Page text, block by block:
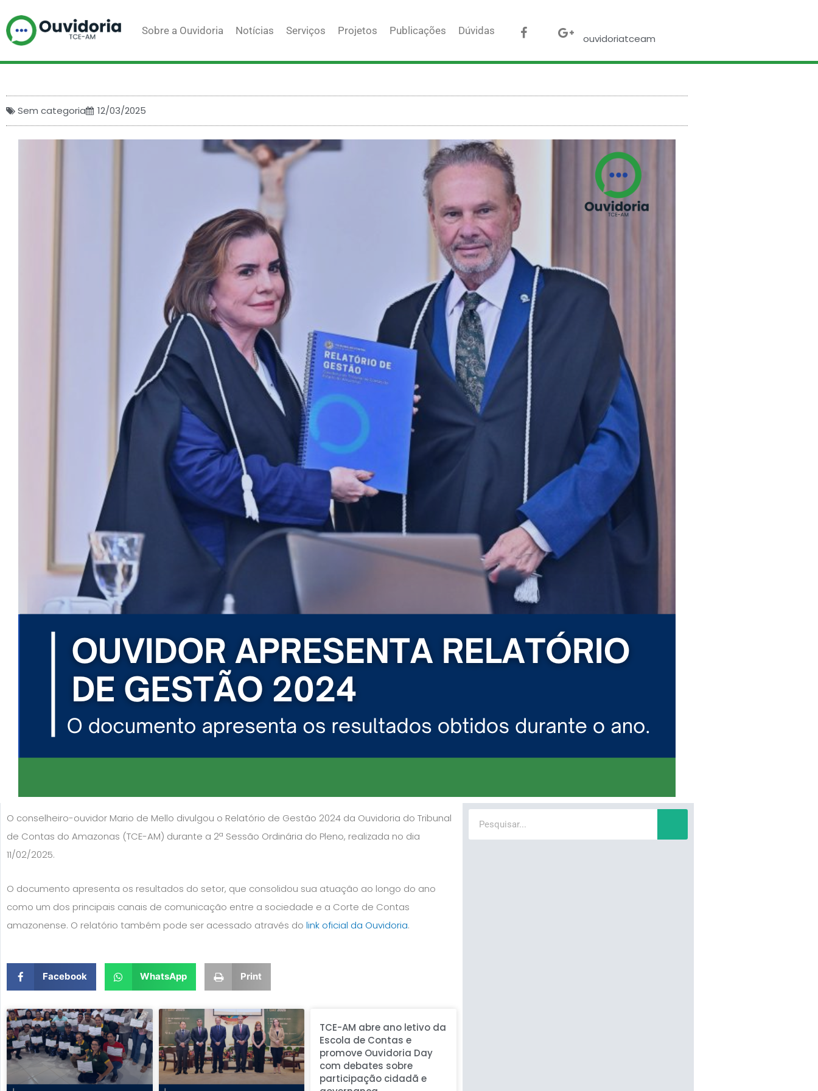
para
Sobre a Ouvidoria Notícias Serviços Projetos Publicações Dúvidas Facebook
twitter
Google-
plusouvidoriatceam
Sem categoria 12/03/2025
O conselheiro-ouvidor Mario de Mello divulgou o Relatório de Gestão 2024 da Ouvidoria do Tribunal
de Contas do Amazonas (TCE-AM) durante a 2ª Sessão Ordinária do Pleno, realizada no dia
11/02/2025.
O documento apresenta os resultados do setor, que consolidou sua atuação ao longo do ano
como um dos principais canais de comunicação entre a sociedade e a Corte de Contas
amazonense. O relatório também pode ser acessado através do link oficial da Ouvidoria.
Facebook WhatsApp Print
TCE-AM abre ano letivo da
Escola de Contas e
promove Ouvidoria Day
com debates sobre
participação cidadã e
PagePagePagePagePage